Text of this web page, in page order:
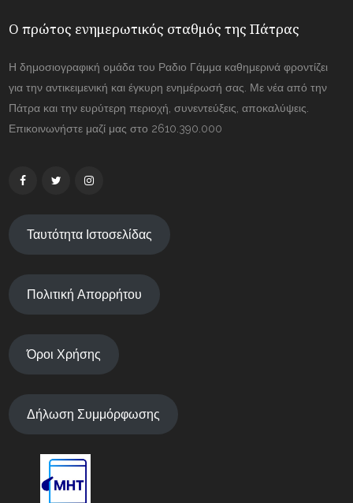
Ο πρώτος ενημερωτικός σταθμός της Πάτρας
Η δημοσιογραφική ομάδα του Ραδιο Γάμμα καθημερινά φροντίζει
για την αντικειμενική και έγκυρη ενημέρωσή σας. Με νέα από την
Πάτρα και την ευρύτερη περιοχή, συνεντεύξεις, αποκαλύψεις.
Επικοινωνήστε μαζί μας στο 2610.390.000
Ταυτότητα Ιστοσελίδας
Πολιτική Απορρήτου
Όροι Χρήσης
Δήλωση Συμμόρφωσης